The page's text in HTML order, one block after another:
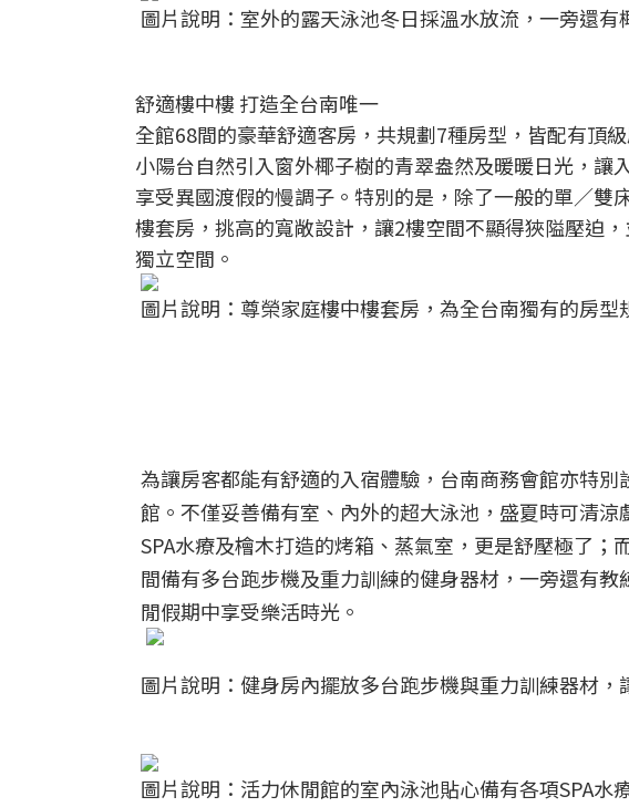
圖片說明：室外的露天泳池冬日採溫水放流，一旁還有
舒適樓中樓 打造全台南唯一
全館68間的豪華舒適客房，共規劃7種房型，皆配有頂
小陽台自然引入窗外椰子樹的青翠盎然及暖暖日光，
享受異國渡假的慢調子。特別的是，除了一般的單／
樓套房，挑高的寬敞設計，讓2樓空間不顯得狹隘壓迫
獨立空間。
圖片說明：尊榮家庭樓中樓套房，為全台南獨有的房型
為讓房客都能有舒適的入宿體驗，台南商務會館亦特
館。不僅妥善備有室、內外的超大泳池，盛夏時可清
SPA水療及檜木打造的烤箱、蒸氣室，更是舒壓極了
間備有多台跑步機及重力訓練的健身器材，一旁還有
閒假期中享受樂活時光。
圖片說明：健身房內擺放多台跑步機與重力訓練器材，
圖片說明：活力休閒館的室內泳池貼心備有各項SPA水